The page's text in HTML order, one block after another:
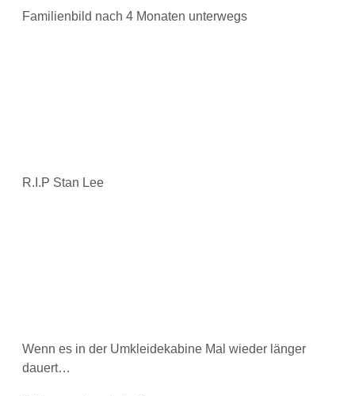
Familienbild nach 4 Monaten unterwegs
R.I.P Stan Lee
Wenn es in der Umkleidekabine Mal wieder länger
dauert…